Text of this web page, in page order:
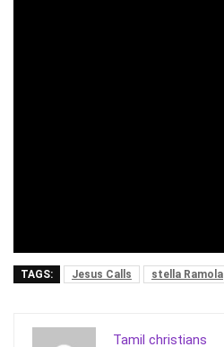
TAGS: Jesus Calls stella Ramola
Tamil christians